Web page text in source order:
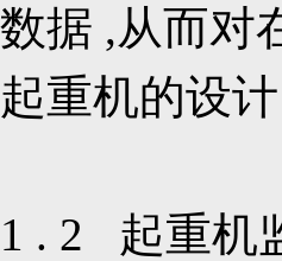
数据 ,从而对
起重机的设
1 . 2 起重机